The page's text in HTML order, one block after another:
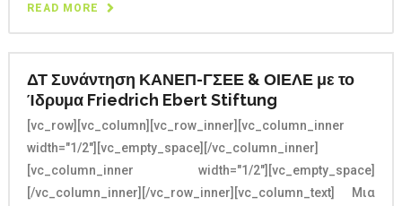
READ MORE
ΔΤ Συνάντηση ΚΑΝΕΠ-ΓΣΕΕ & ΟΙΕΛΕ με το
Ίδρυμα Friedrich Ebert Stiftung
[vc_row][vc_column][vc_row_inner][vc_column_inner
width="1/2"][vc_empty_space][/vc_column_inner]
[vc_column_inner width="1/2"][vc_empty_space]
[/vc_column_inner][/vc_row_inner][vc_column_text] Μια